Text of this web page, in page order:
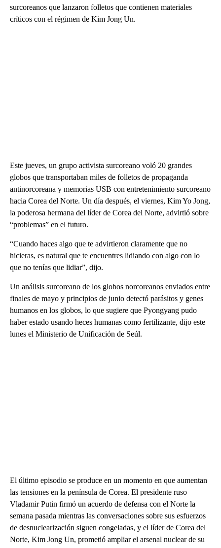
surcoreanos que lanzaron folletos que contienen materiales
críticos con el régimen de Kim Jong Un.
Este jueves, un grupo activista surcoreano voló 20 grandes
globos que transportaban miles de folletos de propaganda
antinorcoreana y memorias USB con entretenimiento surcoreano
hacia Corea del Norte. Un día después, el viernes, Kim Yo Jong,
la poderosa hermana del líder de Corea del Norte, advirtió sobre
“problemas” en el futuro.
“Cuando haces algo que te advirtieron claramente que no
hicieras, es natural que te encuentres lidiando con algo con lo
que no tenías que lidiar”, dijo.
Un análisis surcoreano de los globos norcoreanos enviados entre
finales de mayo y principios de junio detectó parásitos y genes
humanos en los globos, lo que sugiere que Pyongyang pudo
haber estado usando heces humanas como fertilizante, dijo este
lunes el Ministerio de Unificación de Seúl.
El último episodio se produce en un momento en que aumentan
las tensiones en la península de Corea. El presidente ruso
Vladamir Putin firmó un acuerdo de defensa con el Norte la
semana pasada mientras las conversaciones sobre sus esfuerzos
de desnuclearización siguen congeladas, y el líder de Corea del
Norte, Kim Jong Un, prometió ampliar el arsenal nuclear de su